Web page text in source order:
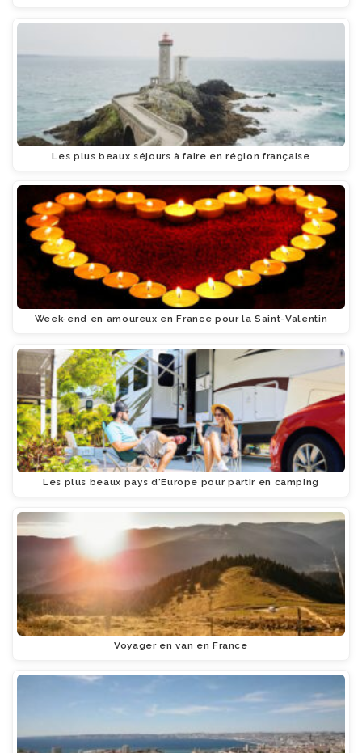
Les plus beaux séjours à faire en région française
Week-end en amoureux en France pour la Saint-Valentin
Les plus beaux pays d'Europe pour partir en camping
Voyager en van en France